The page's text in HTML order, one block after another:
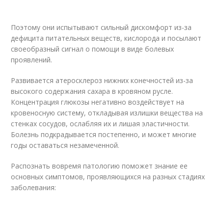
Поэтому они испытывают сильный дискомфорт из-за
дефицита питательных веществ, кислорода и посылают
своеобразный сигнал о помощи в виде болевых
проявлений.
Развивается атеросклероз нижних конечностей из-за
высокого содержания сахара в кровяном русле.
Концентрация глюкозы негативно воздействует на
кровеносную систему, откладывая излишки вещества на
стенках сосудов, ослабляя их и лишая эластичности.
Болезнь подкрадывается постепенно, и может многие
годы оставаться незамеченной.
Распознать вовремя патологию поможет знание ее
основных симптомов, проявляющихся на разных стадиях
заболевания: